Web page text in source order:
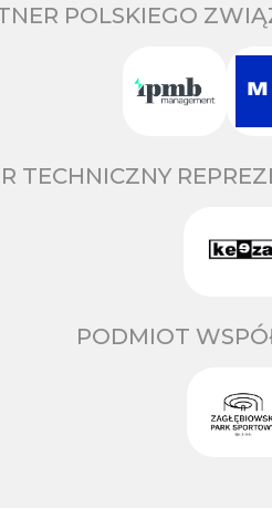
POLSKIEGO
TECHNICZNY
PODMIOT